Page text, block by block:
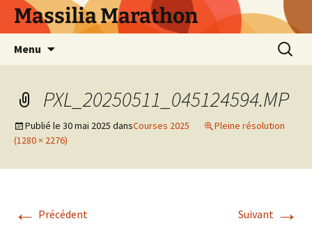
AllerMassilia Marathon
Menu
PXL_20250511_045124594.MP
Publié le 30 mai 2025 dansCourses 2025
Pleine résolution
(1280 × 2276)
← Précédent Suivant →